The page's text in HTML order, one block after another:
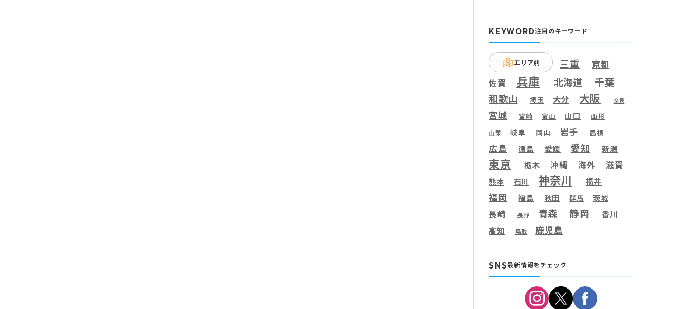
KEYWORD注目のキーワード
エリア別 三重 京都
佐賀 兵庫 北海道 千葉
和歌山 埼玉 大分 大阪 奈良
宮城 宮崎 富山 山口 山形
山梨 岐阜 岡山 岩手 島根
広島 徳島 愛媛 愛知 新潟
東京 栃木 沖縄 海外 滋賀
熊本 石川 神奈川 福井
福岡 福島 秋田 群馬 茨城
長崎 長野 青森 静岡 香川
高知 鳥取 鹿児島
SNS最新情報をチェック